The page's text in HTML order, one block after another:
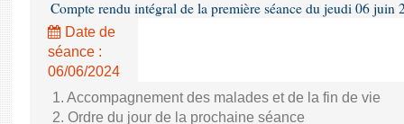
Compte rendu intégral de la première séance du jeudi 06 juin
Date de
séance :
06/06/2024
1. Accompagnement des malades et de la fin de vie
2. Ordre du jour de la prochaine séance